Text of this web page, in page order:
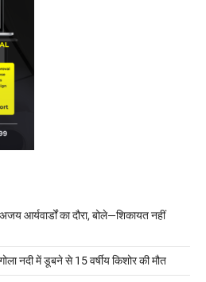
आर्यवार्डों का दौरा, बोले—शिकायत नहीं
गोला नदी में डूबने से 15 वर्षीय किशोर की मौत